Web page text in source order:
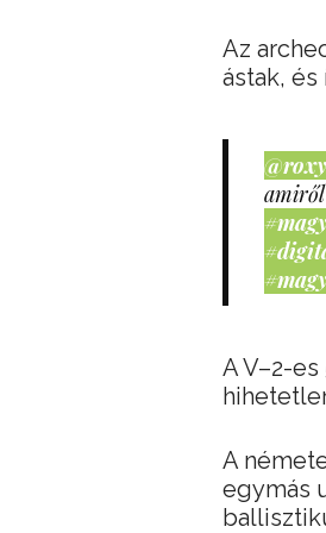
Az
ástak,
amiről
A V–2-
A
egymás